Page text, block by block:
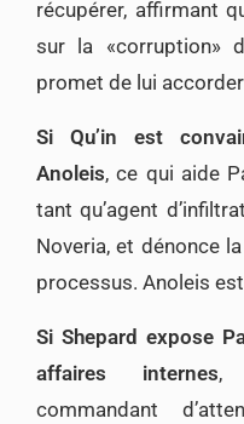
récupérer, affirmant
sur la «corruption»
promet de lui
Si Qu’in est
Anoleis, ce qui aide
tant qu’agent
Noveria, et dénonce
processus. Anoleis
Si Shepard expose
affaires internes,
commandant